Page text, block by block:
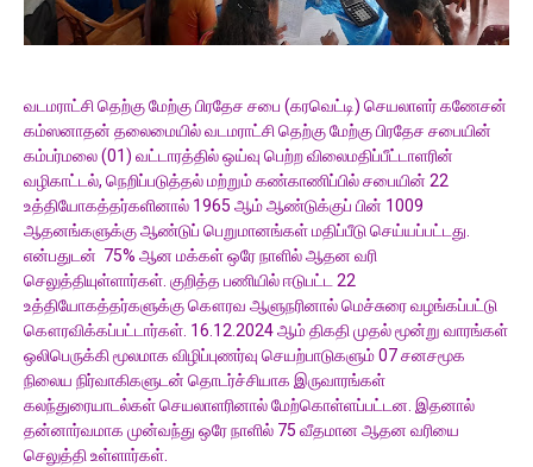
வடமராட்சி தெற்கு மேற்கு பிரதேச சபை (கரவெட்டி) செயலாளர் கணேசன்
கம்ஸனாதன் தலைமையில் வடமராட்சி தெற்கு மேற்கு பிரதேச சபையின்
கம்பர்மலை (01) வட்டாரத்தில் ஒய்வு பெற்ற விலைமதிப்பீட்டாளரின்
வழிகாட்டல், நெறிப்படுத்தல் மற்றும் கண்காணிப்பில் சபையின் 22
உத்தியோகத்தர்களினால் 1965 ஆம் ஆண்டுக்குப் பின் 1009
ஆதனங்களுக்கு ஆண்டுப் பெறுமானங்கள் மதிப்பீடு செய்யப்பட்டது.
என்பதுடன் 75% ஆன மக்கள் ஒரே நாளில் ஆதன வரி
செலுத்தியுள்ளார்கள். குறித்த பணியில் ஈடுபட்ட 22
உத்தியோகத்தர்களுக்கு கௌரவ ஆளுநரினால் மெச்சுரை வழங்கப்பட்டு
கௌரவிக்கப்பட்டார்கள். 16.12.2024 ஆம் திகதி முதல் மூன்று வாரங்கள்
ஒலிபெருக்கி மூலமாக விழிப்புணர்வு செயற்பாடுகளும் 07 சனசமூக
நிலைய நிர்வாகிகளுடன் தொடர்ச்சியாக இருவாரங்கள்
கலந்துரையாடல்கள் செயலாளரினால் மேற்கொள்ளப்பட்டன. இதனால்
தன்னார்வமாக முன்வந்து ஒரே நாளில் 75 வீதமான ஆதன வரியை
செலுத்தி உள்ளார்கள்.